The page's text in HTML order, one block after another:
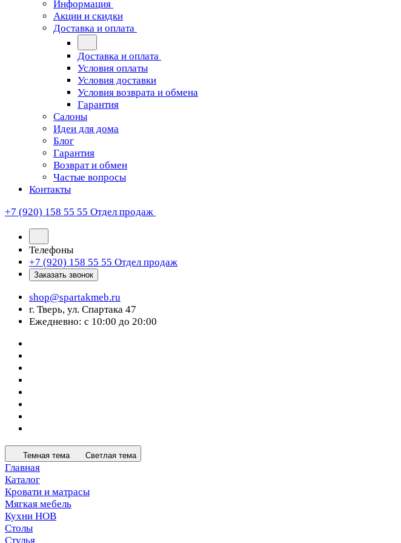
Информация
Акции и скидки
Доставка и оплата
Доставка и оплата
Условия оплаты
Условия доставки
Условия возврата и обмена
Гарантия
Салоны
Идеи для дома
Блог
Гарантия
Возврат и обмен
Частые вопросы
Контакты
+7 (920) 158 55 55 Отдел продаж
Телефоны
+7 (920) 158 55 55 Отдел продаж
Заказать звонок
shop@spartakmeb.ru
г. Тверь, ул. Спартака 47
Ежедневно: с 10:00 до 20:00
Темная тема Светлая тема
Главная
Каталог
Кровати и матрасы
Мягкая мебель
Кухни НОВ
Столы
Стулья